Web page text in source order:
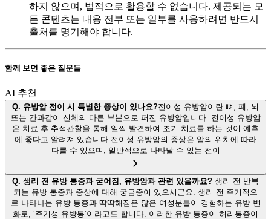
하지 않으며, 법적으로 활용할 수 없습니다. 제공되는 모
든 콘텐츠는 내용 전부 또는 일부를 사용하려면 반드시
출처를 명기해야 합니다.
함께 보면 좋은 질문들
AI 추천
Q. 유방암 전이 시 특별한 증상이 있나요?전이성 유방암이란 뼈, 폐, 뇌
또는 간과같이 신체의 다른 부분으로 퍼진 유방암입니다. 전이성 유방암
은 치료 후 추적관찰을 통해 일찍 발견하여 조기 치료를 하는 것이 예후
에 좋다고 알려져 있습니다.전이성 유방암의 증상은 암의 위치에 따라
다를 수 있으며, 일반적으로 나타날 수 있는 전이
Q. 생리 전 유방 통증과 굳어짐, 유방암과 관련 있을까요? 생리 전 반복
되는 유방 통증과 증상에 대해 궁금증이 있으시군요. 생리 전 주기적으
로 나타나는 유방 통증과 딱딱해짐은 많은 여성분들이 경험하는 유방 변
화로, ‘주기성 유방통’이라고도 합니다. 이러한 유방 통증이 허리통증이